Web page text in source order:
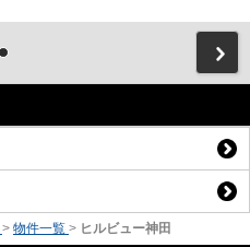
> 物件一覧 > ヒルビュー神田